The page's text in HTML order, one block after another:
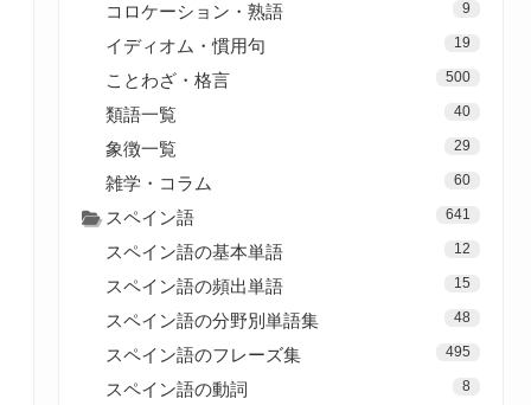
コロケーション・熟語 9
イディオム・慣用句 19
ことわざ・格言 500
類語一覧 40
象徴一覧 29
雑学・コラム 60
スペイン語 641
スペイン語の基本単語 12
スペイン語の頻出単語 15
スペイン語の分野別単語集 48
スペイン語のフレーズ集 495
スペイン語の動詞 8